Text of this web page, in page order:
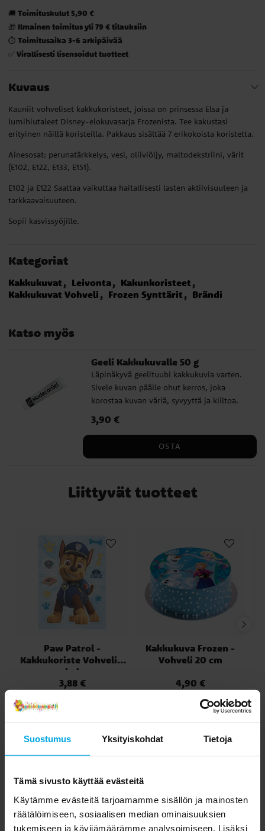
Suostumus Yksityiskohdat Tietoja
Tämä sivusto käyttää evästeitä
Käytämme evästeitä tarjoamamme sisällön ja mainosten
räätälöimiseen, sosiaalisen median ominaisuuksien
tukemiseen ja kävijämäärämme analysoimiseen. Lisäksi
🚚 Toimituskulut 5,90 €
🎁 Ilmainen toimitus yli 79 € tilauksiin
⏱️ Toimitusaika 3-6 arkipäivää
✅ Virallisesti lisensoidut tuotteet
Kuvaus
Kauniit vohveliset kakkukoristeet, joissa on prinsessa Elsa ja
lumihiutaleet Disney-elokuvasarja Frozenista. Tee kakustasi
erityinen näillä koristeilla. Pakkaus sisältää 7 erikokoista koristetta.
Ainesosat: perunatärkkelys, vesi, oliiviöljy, maltodekstriini, värit
(E102, E122, E133, E151).
E102 ja E122 Saattaa vaikuttaa haitallisesti lasten aktiivisuuteen ja
tarkkaavaisuuteen.
Sopii kasvissyöjille.
Kategoriat
Kakkukuvat Leivonta
Kakunkoristeet
Kakkukuvat Vohveli
Frozen Synttärit Brändi
Katso myös
Geeli Kakkukuvalle 50 g
Läpinäkyvä geelituubi kakkukuvia varten.
Sivele kuvan päälle ohut kerros, joka
korostaa kuvan väriä, syvyyttä ja kiiltoa.
laittaa kakkukuvan suoraan marsipaanin
glukoosisiirappi, sokeri (29 %), vesi,
säilöntäaine: E202. Saattaa sisältää pieniä
määriä maitoa, soijaa ja pähkinöitä.
Hinta :3,90 €
3,90 €
OSTA
Liittyvät tuotteet
Paw Patrol -
Kakkukoriste Vohveli 8
kpl
Hinta:3,88 €
3,88 €
Kakkukuva Frozen -
Vohveli 20 cm
Hinta:4,90 €
4,90 €
OSTA
Toiset asiakkaat ostivat myös